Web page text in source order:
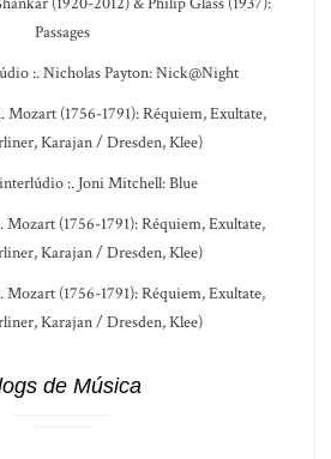
Passages
:. Nicholas Payton: Nick@Night
Mozart (1756-1791): Réquiem, Exultate,
Karajan / Dresden, Klee)
:. Joni Mitchell: Blue
(1756-1791): Réquiem, Exultate,
Karajan / Dresden, Klee)
(1756-1791): Réquiem, Exultate,
Karajan / Dresden, Klee)
de Música